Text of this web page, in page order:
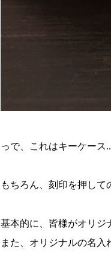
っで、これはキーケース
もちろん、刻印を押して
基本的に、皆様がオリジ
また、オリジナルの名入